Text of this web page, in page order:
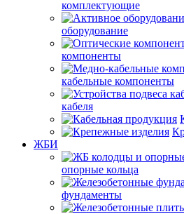
комплектующие
оборудование
компоненты
кабельные компоненты
кабеля
ЖБИ
опорные кольца
фундаменты